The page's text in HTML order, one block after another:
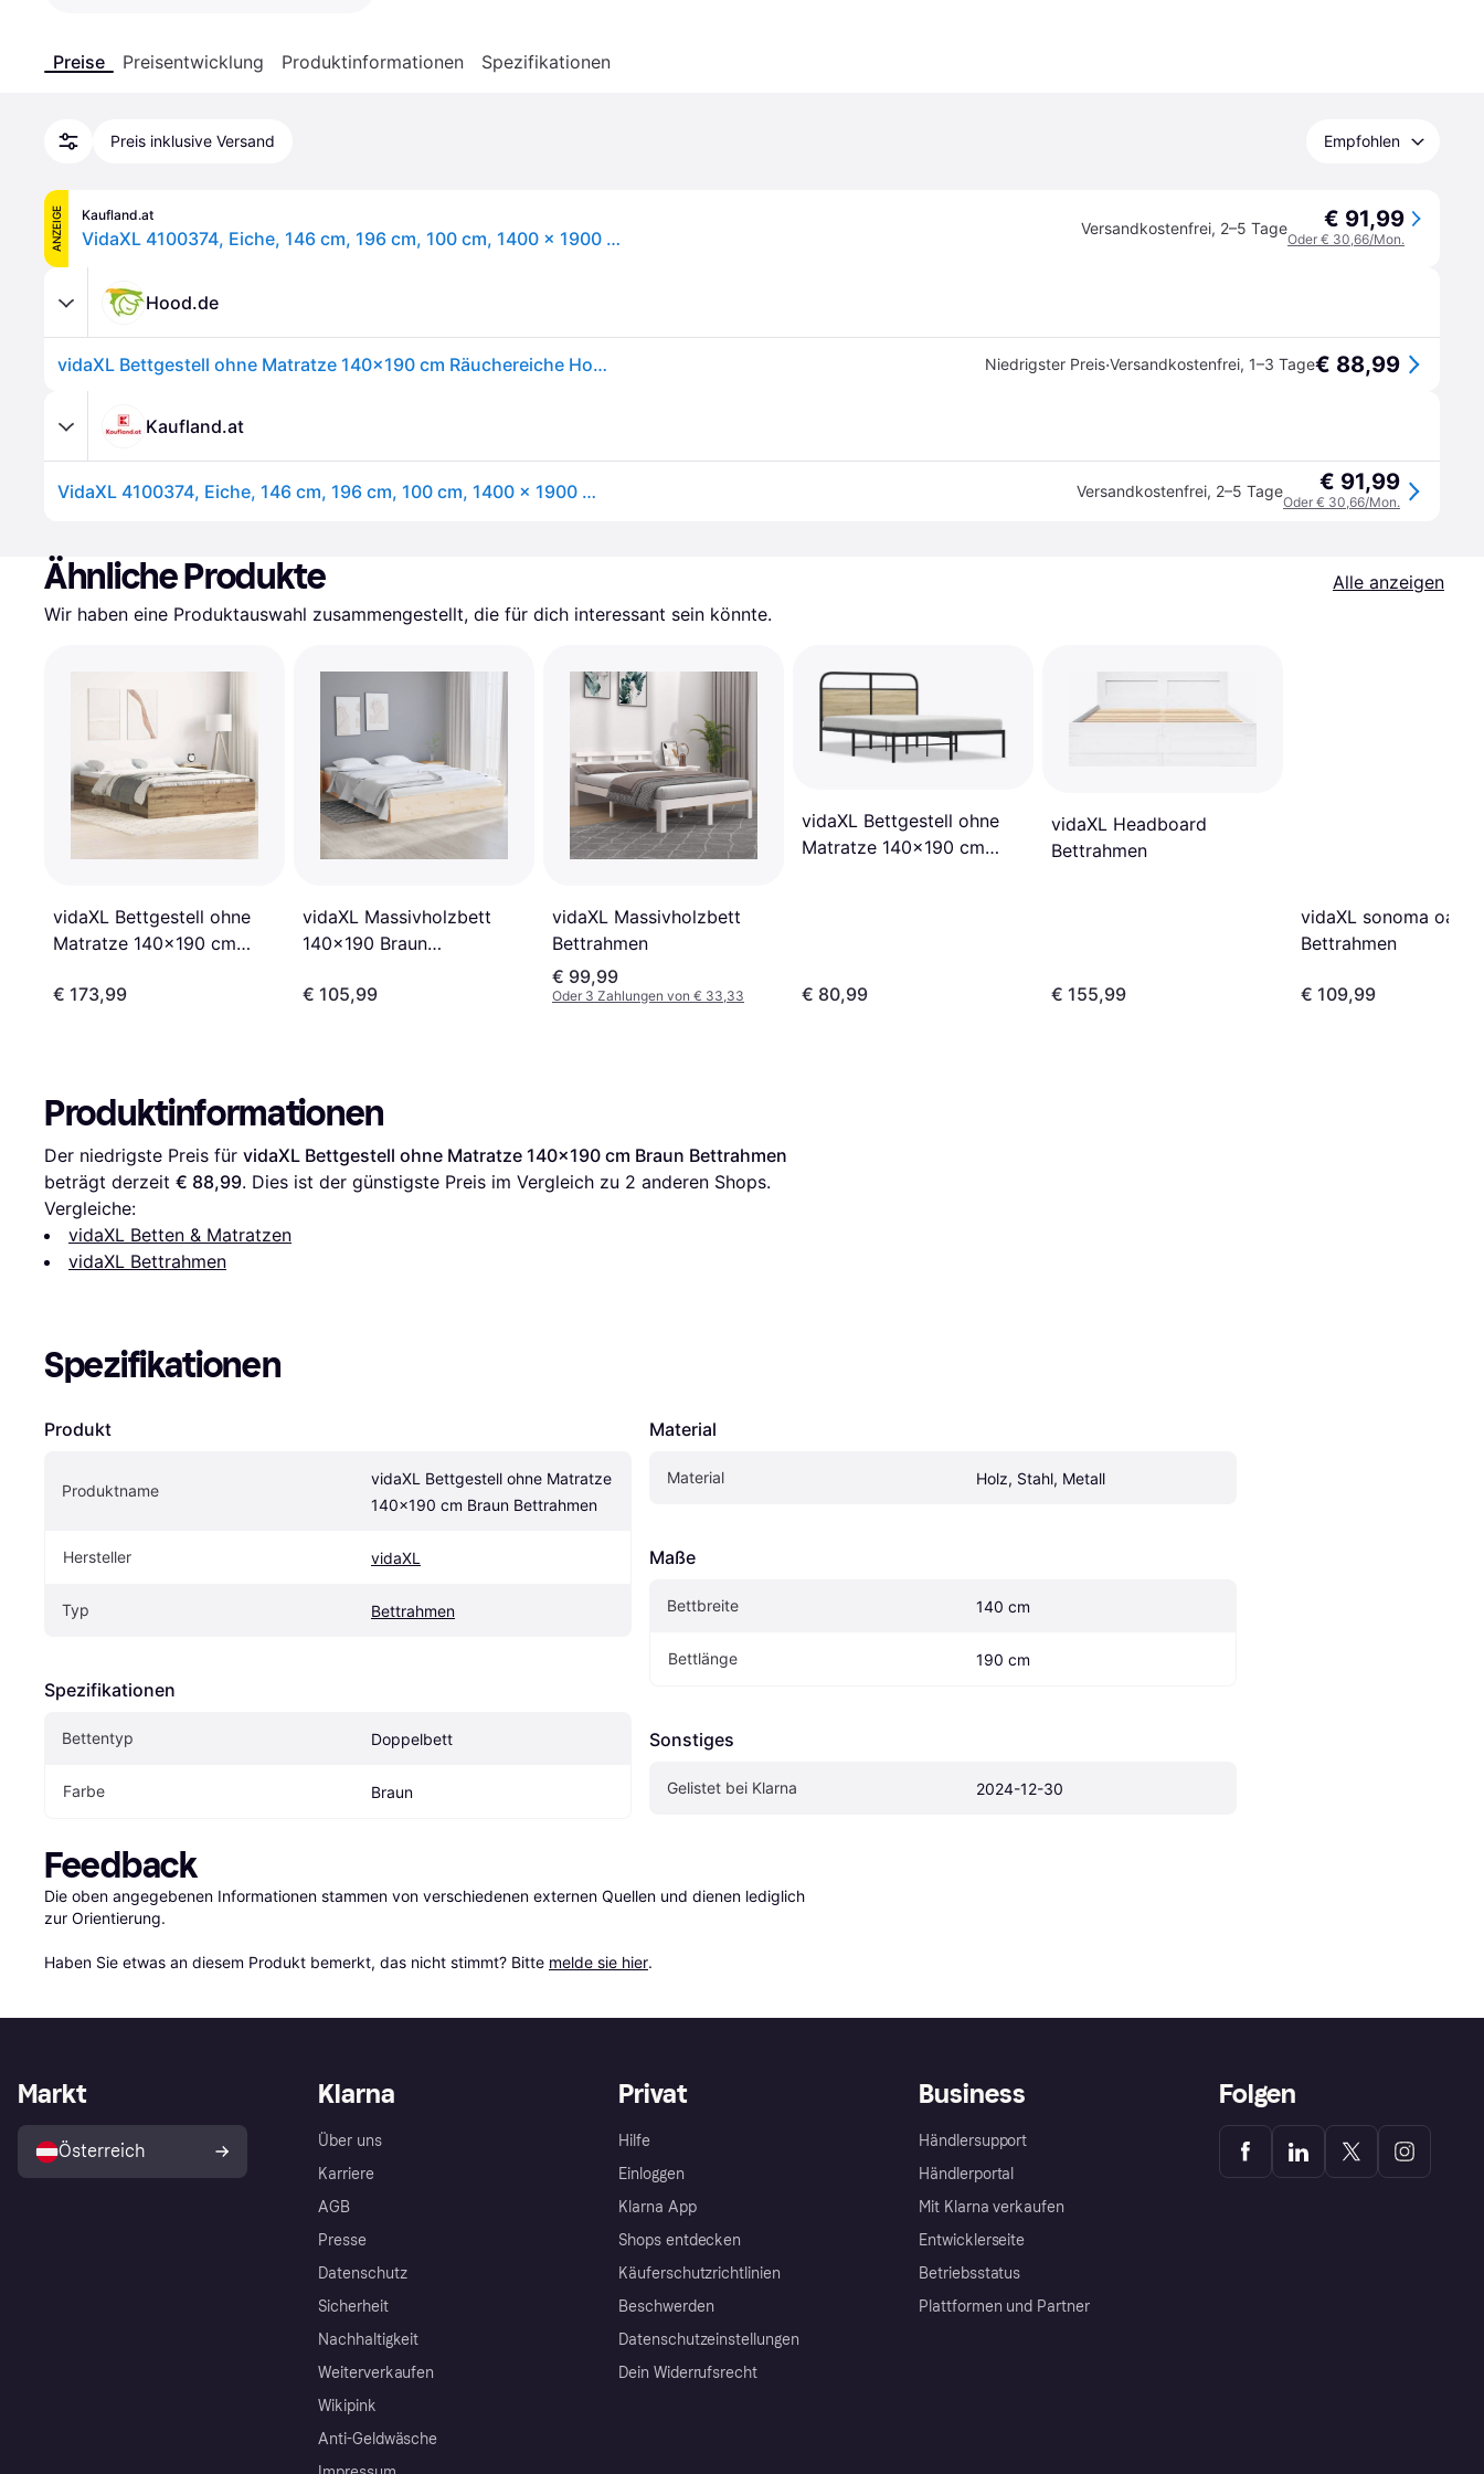
Preise Preisentwicklung Produktinformationen Spezifikationen
Preis inklusive Versand Empfohlen
ANZEIGE Kaufland.at
VidaXL 4100374, Eiche, 146 cm, 196 cm, 100 cm, 1400 x 1900 mm, 27 cm Versandkostenfrei, 2–5 Tage € 91,99
Oder € 30,66/Mon.
Hood.de
vidaXL Bettgestell ohne Matratze 140x190 cm Räuchereiche Holzwerkstoff Niedrigster Preis·Versandkostenfrei, 1–3 Tage€ 88,99
Kaufland.at
VidaXL 4100374, Eiche, 146 cm, 196 cm, 100 cm, 1400 x 1900 mm, 27 cm Versandkostenfrei, 2–5 Tage € 91,99
Oder € 30,66/Mon.
Ähnliche Produkte
Alle anzeigen
Wir haben eine Produktauswahl zusammengestellt, die für dich interessant sein könnte.
vidaXL Bettgestell ohne
Matratze 140x190 cm
€ 173,99
vidaXL Massivholzbett
140x190 Braun
€ 105,99
vidaXL Massivholzbett
Bettrahmen
€ 99,99
Oder 3 Zahlungen von € 33,33
vidaXL Bettgestell ohne
Matratze 140x190 cm
€ 80,99
vidaXL Headboard
Bettrahmen
€ 155,99
vidaXL sonoma oak
Bettrahmen
€ 109,99
Produktinformationen
Der niedrigste Preis für vidaXL Bettgestell ohne Matratze 140x190 cm Braun Bettrahmen
beträgt derzeit € 88,99. Dies ist der günstigste Preis im Vergleich zu 2 anderen Shops.
Vergleiche:
vidaXL Betten & Matratzen
vidaXL Bettrahmen
Spezifikationen
Produkt
Produktname
vidaXL Bettgestell ohne Matratze
140x190 cm Braun Bettrahmen
Hersteller vidaXL
Typ Bettrahmen
Spezifikationen
Bettentyp Doppelbett
Farbe Braun
Material
Material Holz, Stahl, Metall
Maße
Bettbreite 140 cm
Bettlänge 190 cm
Sonstiges
Gelistet bei Klarna 2024-12-30
Feedback
Die oben angegebenen Informationen stammen von verschiedenen externen Quellen und dienen lediglich
zur Orientierung.
Haben Sie etwas an diesem Produkt bemerkt, das nicht stimmt? Bitte melde sie hier.
Klarna
Über uns
Karriere
AGB
Presse
Datenschutz
Sicherheit
Nachhaltigkeit
Weiterverkaufen
Wikipink
Anti-Geldwäsche
Privat
Hilfe
Einloggen
Klarna App
Shops entdecken
Käuferschutzrichtlinien
Beschwerden
Datenschutzeinstellungen
Dein Widerrufsrecht
Business
Händlersupport
Händlerportal
Mit Klarna verkaufen
Entwicklerseite
Betriebsstatus
Plattformen und Partner
Markt
Österreich
Folgen